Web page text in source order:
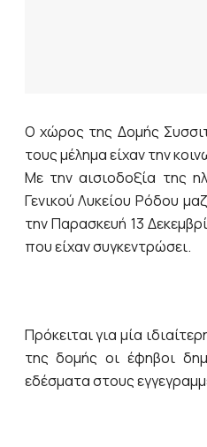
Ο χώρος της Δομής
τους μέλημα είχαν την
Με την αισιοδοξία της
Γενικού Λυκείου Ρόδου
την Παρασκευή 13
που είχαν συγκεντρώσει.
Πρόκειται για μία
της δομής οι έφηβοι
εδέσματα στους